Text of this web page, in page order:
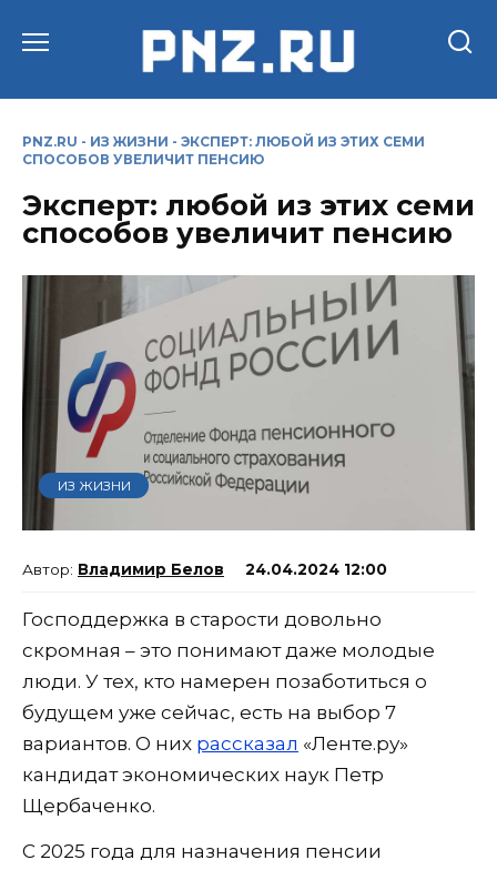
PNZ.RU - ИЗ ЖИЗНИ - ЭКСПЕРТ: ЛЮБОЙ ИЗ ЭТИХ СЕМИ
СПОСОБОВ УВЕЛИЧИТ ПЕНСИЮ
Эксперт: любой из этих семи
способов увеличит пенсию
ИЗ ЖИЗНИ
Владимир Белов 24.04.2024 12:00
Господдержка в старости довольно
скромная – это понимают даже молодые
люди. У тех, кто намерен позаботиться о
будущем уже сейчас, есть на выбор 7
вариантов. О них рассказал «Ленте.ру»
кандидат экономических наук Петр
Щербаченко.
С 2025 года для назначения пенсии